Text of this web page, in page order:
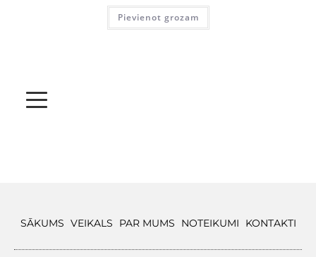
Pievienot grozam
SĀKUMS VEIKALS PAR MUMS NOTEIKUMI KONTAKTI